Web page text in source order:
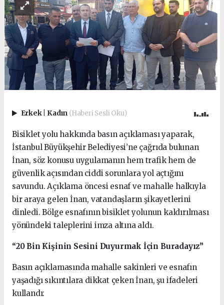
Erkek Kadın (Haberi Sesli Oku)
Bisiklet yolu hakkında basın açıklaması yaparak,
İstanbul Büyükşehir Belediyesi’ne çağrıda bulunan
İnan, söz konusu uygulamanın hem trafik hem de
güvenlik açısından ciddi sorunlara yol açtığını
savundu. Açıklama öncesi esnaf ve mahalle halkıyla
bir araya gelen İnan, vatandaşların şikayetlerini
dinledi. Bölge esnafının bisiklet yolunun kaldırılması
yönündeki taleplerini imza altına aldı.
“20 Bin Kişinin Sesini Duyurmak İçin Buradayız”
Basın açıklamasında mahalle sakinleri ve esnafın
yaşadığı sıkıntılara dikkat çeken İnan, şu ifadeleri
kullandı: